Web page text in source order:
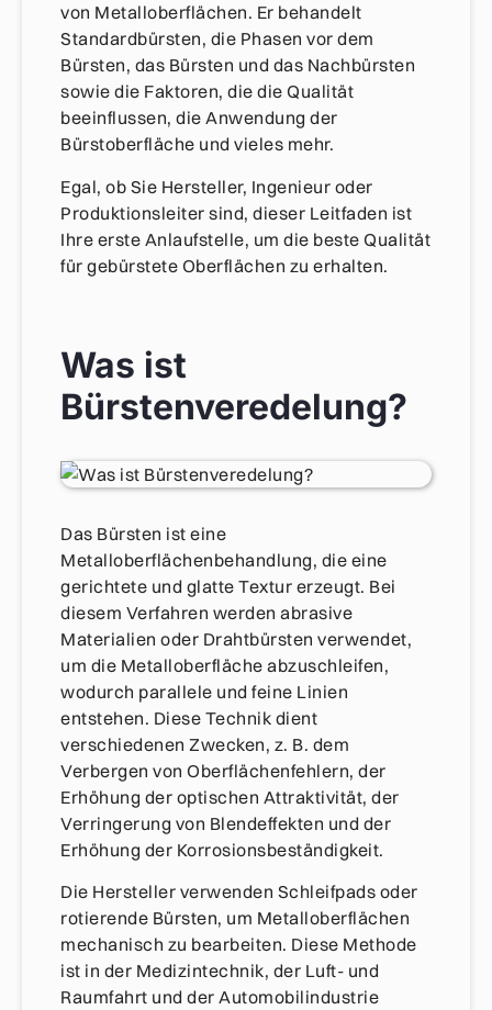
von Metalloberflächen. Er behandelt
Standardbürsten, die Phasen vor dem
Bürsten, das Bürsten und das Nachbürsten
sowie die Faktoren, die die Qualität
beeinflussen, die Anwendung der
Bürstoberfläche und vieles mehr.
Egal, ob Sie Hersteller, Ingenieur oder
Produktionsleiter sind, dieser Leitfaden ist
Ihre erste Anlaufstelle, um die beste Qualität
für gebürstete Oberflächen zu erhalten.
Was ist
Bürstenveredelung?
Das Bürsten ist eine
Metalloberflächenbehandlung, die eine
gerichtete und glatte Textur erzeugt. Bei
diesem Verfahren werden abrasive
Materialien oder Drahtbürsten verwendet,
um die Metalloberfläche abzuschleifen,
wodurch parallele und feine Linien
entstehen. Diese Technik dient
verschiedenen Zwecken, z. B. dem
Verbergen von Oberflächenfehlern, der
Erhöhung der optischen Attraktivität, der
Verringerung von Blendeffekten und der
Erhöhung der Korrosionsbeständigkeit.
Die Hersteller verwenden Schleifpads oder
rotierende Bürsten, um Metalloberflächen
mechanisch zu bearbeiten. Diese Methode
ist in der Medizintechnik, der Luft- und
Raumfahrt und der Automobilindustrie